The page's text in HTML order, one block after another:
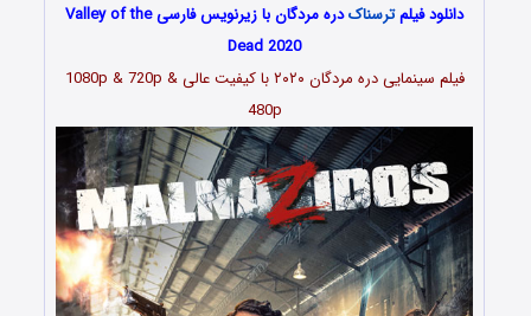
دانلود فیلمترسناک
دره مردگان با زیرنویس فارسی Valley of the
Dead 2020
فیلم سینمایی دره مردگان ۲۰۲۰ با کیفیت عالی 1080p & 720p &
480p